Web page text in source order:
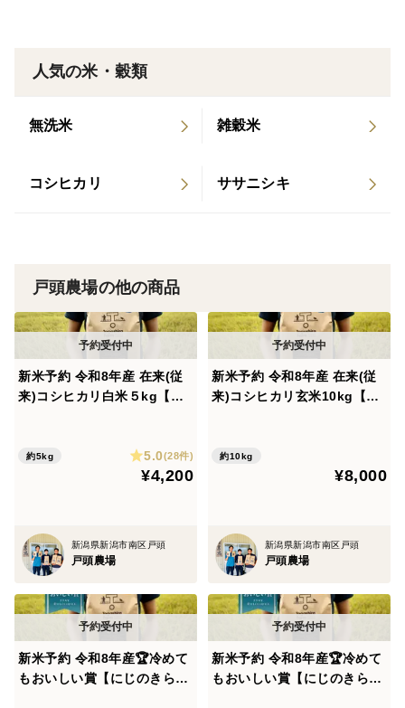
生から現在までその高い品質が支持され続けています。
て、卵殻などの独自の有機肥料を使い、素材本来の力を
人気の米・穀類
無洗米 雑穀米
コシヒカリ ササニシキ
戸頭農場の他の商品
新米予約 令和8年産 在来(従
来)コシヒカリ白米５kg【新
約5kg 5.0(28件)
¥4,200
新潟県新潟市南区戸頭
戸頭農場
新米予約 令和8年産 在来(従
来)コシヒカリ玄米10kg【新
約10kg
¥8,000
新潟県新潟市南区戸頭
戸頭農場
新米予約 令和8年産🏆冷めて
もおいしい賞【にじのきらめ
新米予約 令和8年産🏆冷めて
もおいしい賞【にじのきらめ